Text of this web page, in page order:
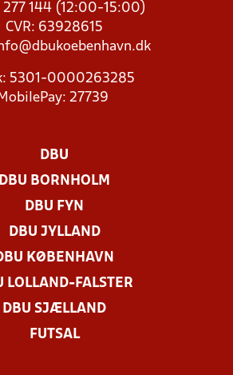
277 144 (12:00-15:00)
CVR: 63928615
5301-0000263285
MobilePay: 27739
DBU
DBU BORNHOLM
DBU FYN
DBU JYLLAND
KØBENHAVN
LOLLAND-FALSTER
DBU SJÆLLAND
FUTSAL